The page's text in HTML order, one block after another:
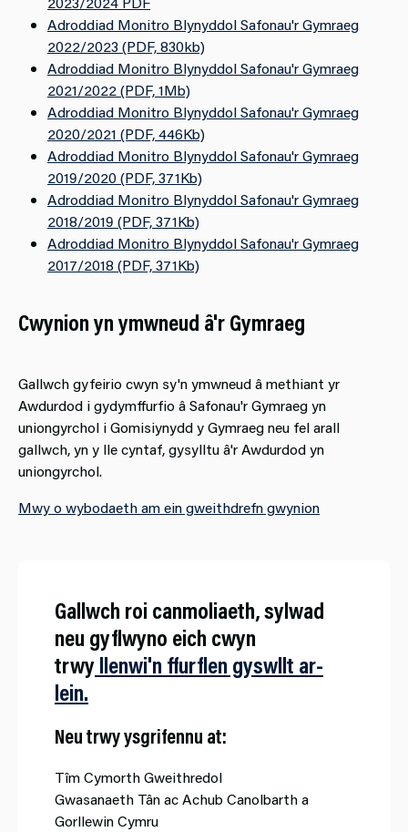
Adroddiad Monitro Blynyddol Safonau'r Gymraeg
2022/2023 (PDF, 830kb)
Adroddiad Monitro Blynyddol Safonau'r Gymraeg
2021/2022 (PDF, 1Mb)
Adroddiad Monitro Blynyddol Safonau'r Gymraeg
2020/2021 (PDF, 446Kb)
Adroddiad Monitro Blynyddol Safonau'r Gymraeg
2019/2020 (PDF, 371Kb)
Adroddiad Monitro Blynyddol Safonau'r Gymraeg
2018/2019 (PDF, 371Kb)
Adroddiad Monitro Blynyddol Safonau'r Gymraeg
2017/2018 (PDF, 371Kb)
Cwynion yn ymwneud â'r Gymraeg
Gallwch gyfeirio cwyn sy'n ymwneud â methiant yr
Awdurdod i gydymffurfio â Safonau'r Gymraeg yn
uniongyrchol i Gomisiynydd y Gymraeg neu fel arall
gallwch, yn y lle cyntaf, gysylltu â'r Awdurdod yn
uniongyrchol.
Mwy o wybodaeth am ein gweithdrefn gwynion
Gallwch roi canmoliaeth, sylwad
neu gyflwyno eich cwyn
trwyllenwi'n ffurflen gyswllt ar-
lein.
Neu trwy ysgrifennu at:
Tîm Cymorth Gweithredol
Gwasanaeth Tân ac Achub Canolbarth a
Gorllewin Cymru